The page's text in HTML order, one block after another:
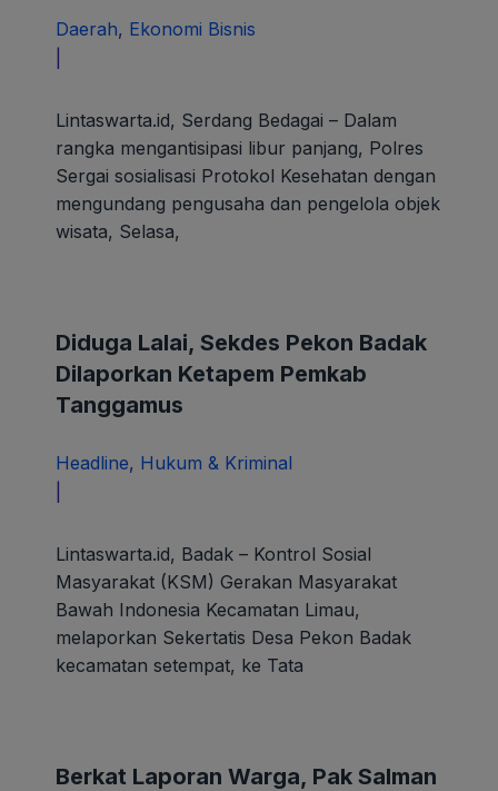
Daerah, Ekonomi Bisnis
Lintaswarta.id, Serdang Bedagai – Dalam
rangka mengantisipasi libur panjang, Polres
Sergai sosialisasi Protokol Kesehatan dengan
mengundang pengusaha dan pengelola objek
wisata, Selasa,
Diduga Lalai, Sekdes Pekon Badak
Dilaporkan Ketapem Pemkab
Tanggamus
Headline, Hukum & Kriminal
Lintaswarta.id, Badak – Kontrol Sosial
Masyarakat (KSM) Gerakan Masyarakat
Bawah Indonesia Kecamatan Limau,
melaporkan Sekertatis Desa Pekon Badak
kecamatan setempat, ke Tata
Berkat Laporan Warga, Pak Salman